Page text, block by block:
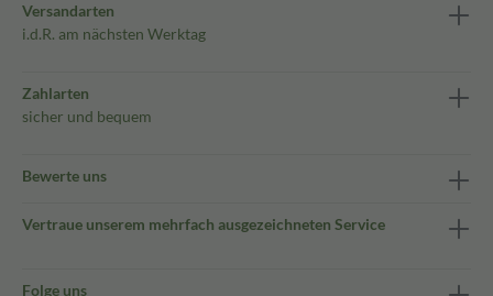
Versandarten
i.d.R. am nächsten Werktag
Zahlarten
sicher und bequem
Bewerte uns
Vertraue unserem mehrfach ausgezeichneten Service
Folge uns